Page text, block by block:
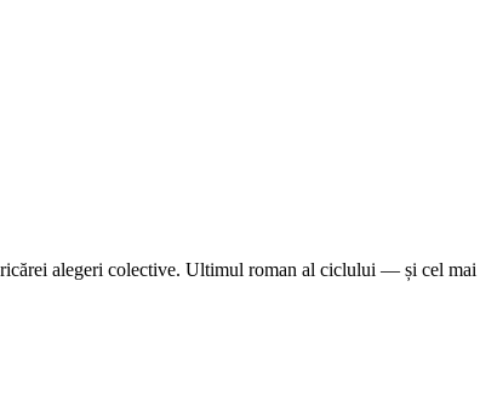
alegeri colective. Ultimul roman al ciclului — și cel